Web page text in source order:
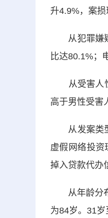
升4.9%，案
从犯罪嫌疑
比达80.1%；
从受害人性
高于男性受害
从发案类型
虚假网络投资
掉入贷款代办
从年龄分布
为84岁。31